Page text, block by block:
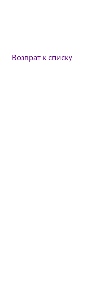
Возврат к списку